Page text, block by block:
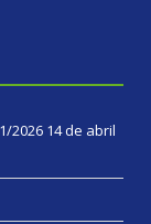
2026 14 de abril